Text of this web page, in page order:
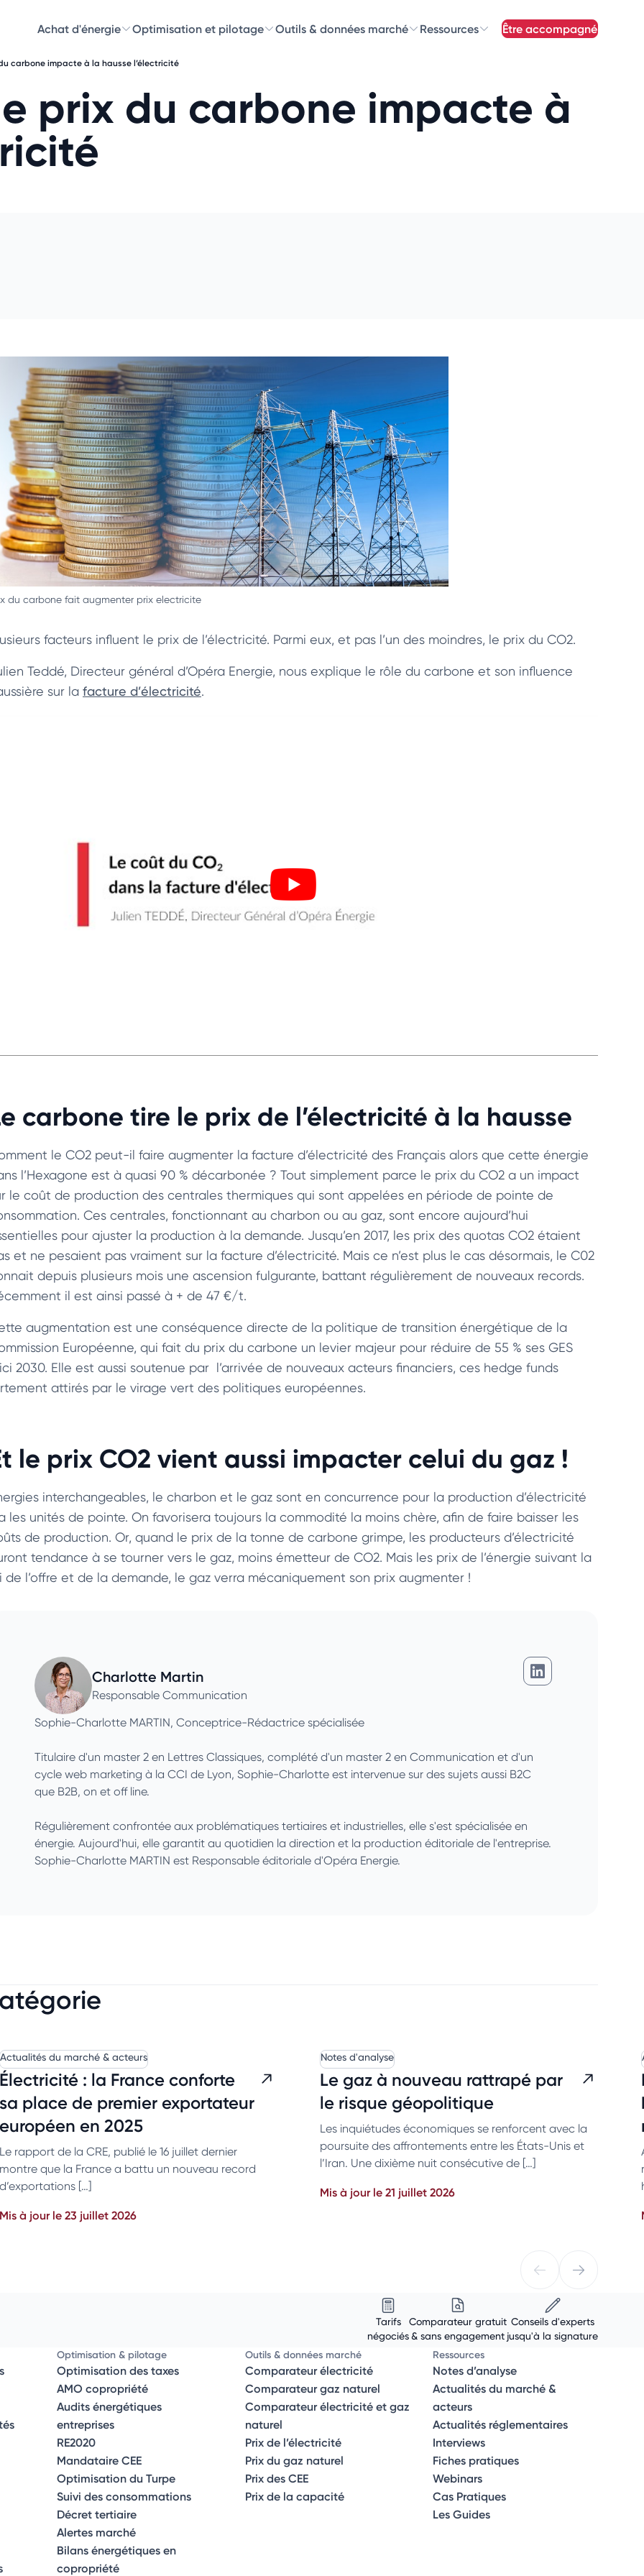
Achat d'énergie Optimisation et pilotage Outils & données marché Ressources être accompagné
carbone impacte à la hausse l’électricité
prix du carbone impacte à
du carbone fait augmenter prix electricite
facteurs influent le prix de l’électricité. Parmi eux, et pas l’un des moindres, le prix du CO2.
Teddé, Directeur général d’Opéra Energie, nous explique le rôle du carbone et son influence
sur la facture d’électricité.
carbone tire le prix de l’électricité à la hausse
le CO2 peut-il faire augmenter la facture d’électricité des Français alors que cette énergie
l’Hexagone est à quasi 90 % décarbonée ? Tout simplement parce le prix du CO2 a un impact
le coût de production des centrales thermiques qui sont appelées en période de pointe de
Ces centrales, fonctionnant au charbon ou au gaz, sont encore aujourd’hui
pour ajuster la production à la demande. Jusqu’en 2017, les prix des quotas CO2 étaient
et ne pesaient pas vraiment sur la facture d’électricité. Mais ce n’est plus le cas désormais, le C02
depuis plusieurs mois une ascension fulgurante, battant régulièrement de nouveaux records.
il est ainsi passé à + de 47 €/t.
augmentation est une conséquence directe de la politique de transition énergétique de la
Européenne, qui fait du prix du carbone un levier majeur pour réduire de 55 % ses GES
2030. Elle est aussi soutenue par l’arrivée de nouveaux acteurs financiers, ces hedge funds
attirés par le virage vert des politiques européennes.
le prix CO2 vient aussi impacter celui du gaz !
interchangeables, le charbon et le gaz sont en concurrence pour la production d’électricité
les unités de pointe. On favorisera toujours la commodité la moins chère, afin de faire baisser les
de production. Or, quand le prix de la tonne de carbone grimpe, les producteurs d’électricité
tendance à se tourner vers le gaz, moins émetteur de CO2. Mais les prix de l’énergie suivant la
de l’offre et de la demande, le gaz verra mécaniquement son prix augmenter !
Charlotte Martin
Responsable Communication
Charlotte
Sophie-Charlotte MARTIN, Conceptrice-Rédactrice spécialisée
Titulaire d'un master 2 en Lettres Classiques, complété d'un master 2 en Communication et d'un
cycle web marketing à la CCI de Lyon, Sophie-Charlotte est intervenue sur des sujets aussi B2C
que B2B, on et off line.
Régulièrement confrontée aux problématiques tertiaires et industrielles, elle s'est spécialisée en
énergie. Aujourd'hui, elle garantit au quotidien la direction et la production éditoriale de l'entreprise.
Sophie-Charlotte MARTIN est Responsable éditoriale d'Opéra Energie.
Actualités du marché & acteurs
: la France conforte
place de premier exportateur
en 2025
rapport de la CRE, publié le 16 juillet dernier
que la France a battu un nouveau record
[…]
à jour le 23 juillet 2026
Notes d'analyse
Le gaz à nouveau rattrapé par
le risque géopolitique
Les inquiétudes économiques se renforcent avec la
poursuite des affrontements entre les États-Unis et
l’Iran. Une dixième nuit consécutive de […]
Mis à jour le 21 juillet 2026
Tarifs
négociés
Comparateur gratuit
& sans engagement
Conseils d'experts
jusqu'à la signature
Optimisation & pilotage
Optimisation des taxes
AMO copropriété
Audits énergétiques
entreprises
RE2020
Mandataire CEE
Optimisation du Turpe
Suivi des consommations
Décret tertiaire
Alertes marché
Bilans énergétiques en
copropriété
Outils & données marché
Comparateur électricité
Comparateur gaz naturel
Comparateur électricité et gaz
naturel
Prix de l’électricité
Prix du gaz naturel
Prix des CEE
Prix de la capacité
Ressources
Notes d’analyse
Actualités du marché &
acteurs
Actualités réglementaires
Interviews
Fiches pratiques
Webinars
Cas Pratiques
Les Guides
Découvrez nos newsletters
Choisissez les newsletters qui vous intéressent